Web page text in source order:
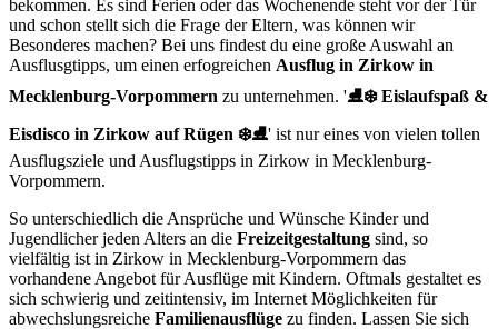
bekommen. Es sind Ferien oder das Wochenende steht vor der Tür
und schon stellt sich die Frage der Eltern, was können wir
Besonderes machen? Bei uns findest du eine große Auswahl an
Ausflusgtipps, um einen erfogreichen Ausflug in Zirkow in
Mecklenburg-Vorpommern zu unternehmen. '⛸️❄️ Eislaufspaß &
Eisdisco in Zirkow auf Rügen ❄️⛸' ist nur eines von vielen tollen
Ausflugsziele und Ausflugstipps in Zirkow in Mecklenburg-
Vorpommern.
So unterschiedlich die Ansprüche und Wünsche Kinder und
Jugendlicher jeden Alters an die Freizeitgestaltung sind, so
vielfältig ist in Zirkow in Mecklenburg-Vorpommern das
vorhandene Angebot für Ausflüge mit Kindern. Oftmals gestaltet es
sich schwierig und zeitintensiv, im Internet Möglichkeiten für
abwechslungsreiche Familienausflüge zu finden. Lassen Sie sich